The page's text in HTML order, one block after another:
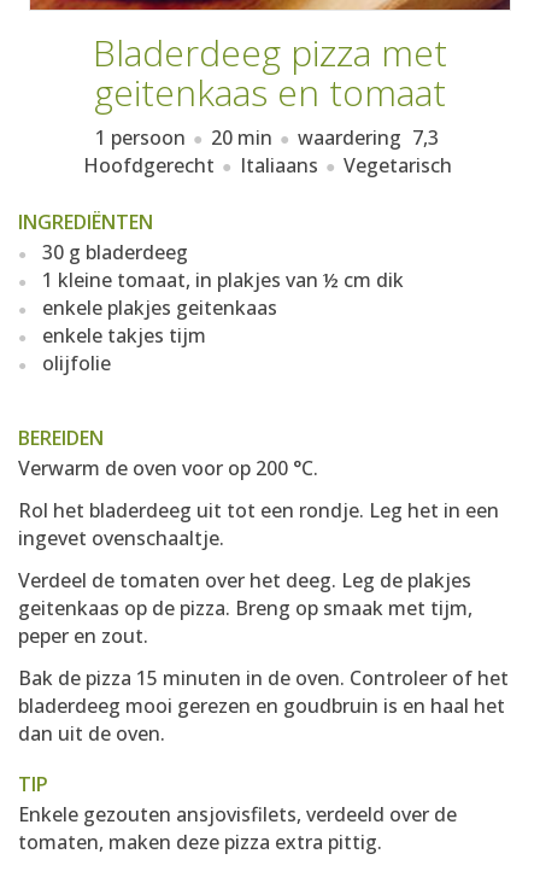
Bladerdeeg pizza met
geitenkaas en tomaat
1 persoon 20 min waardering 7,3
Hoofdgerecht
Italiaans Vegetarisch
INGREDIËNTEN
30 g bladerdeeg
1 kleine tomaat, in plakjes van ½ cm dik
enkele plakjes geitenkaas
enkele takjes tijm
olijfolie
BEREIDEN
Verwarm de oven voor op 200 °C.
Rol het bladerdeeg uit tot een rondje. Leg het in een
ingevet ovenschaaltje.
Verdeel de tomaten over het deeg. Leg de plakjes
geitenkaas op de pizza. Breng op smaak met tijm,
peper en zout.
Bak de pizza 15 minuten in de oven. Controleer of het
bladerdeeg mooi gerezen en goudbruin is en haal het
dan uit de oven.
TIP
Enkele gezouten ansjovisfilets, verdeeld over de
tomaten, maken deze pizza extra pittig.